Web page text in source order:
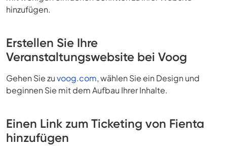
hinzufügen.
Erstellen Sie Ihre
Veranstaltungswebsite bei Voog
Gehen Sie zuvoog.com, wählen Sie ein Design und
beginnen Sie mit dem Aufbau Ihrer Inhalte.
Einen Link zum Ticketing von Fienta
hinzufügen